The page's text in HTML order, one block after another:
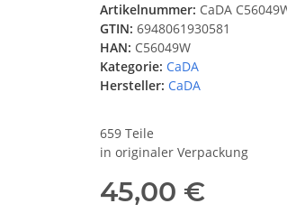
Artikelnummer: CaDA
GTIN: 6948061930581
HAN: C56049W
Kategorie: CaDA
Hersteller: CaDA
659 Teile
in originaler Verpackung
45,00 €